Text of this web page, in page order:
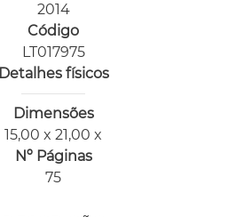
2014
Código
LT017975
Detalhes físicos
Dimensões
15,00 x 21,00 x
Nº Páginas
75